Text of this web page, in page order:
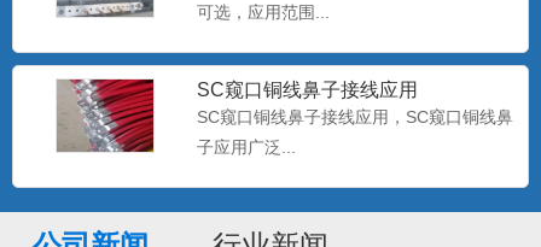
可选，应用范围...
SC窥口铜线鼻子接线应用
SC窥口铜线鼻子接线应用，SC窥口铜线鼻
子应用广泛...
子定做，光板铜鼻子定做，...
OT冷压端子 圆形线鼻子
金蟾电气15355773736，供应：OT冷压端